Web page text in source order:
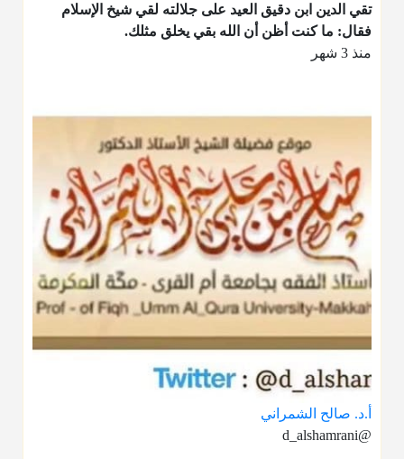
تقي الدين ابن دقيق العيد على جلالته لقي شيخ الإسلام
فقال: ما كنت أظن أن الله بقي يخلق مثلك.
منذ 3 شهر
أ.د. صالح الشمراني
@d_alshamrani